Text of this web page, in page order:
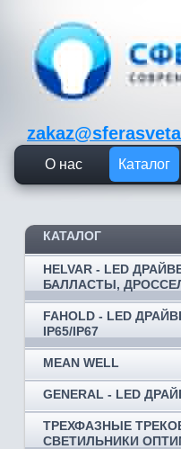
О нас Каталог
КАТАЛОГ
HELVAR - LED
БАЛЛАСТЫ,
FAHOLD - LED
IP65/IP67
MEAN WELL
GENERAL - LED
ТРЕХФАЗНЫЕ
СВЕТИЛЬНИКИ